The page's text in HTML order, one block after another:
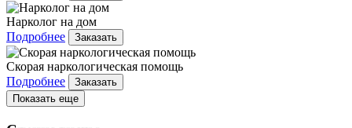
Нарколог на дом
Подробнее
Заказать
Скорая наркологическая помощь
Подробнее
Заказать
Показать еще